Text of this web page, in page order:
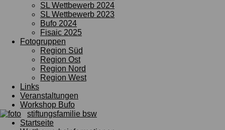
SL Wettbewerb 2024
SL Wettbewerb 2023
Bufo 2024
Fisaic 2025
Fotogruppen
Region Süd
Region Ost
Region Nord
Region West
Links
Veranstaltungen
Workshop Bufo
stiftungsfamilie bsw
Startseite